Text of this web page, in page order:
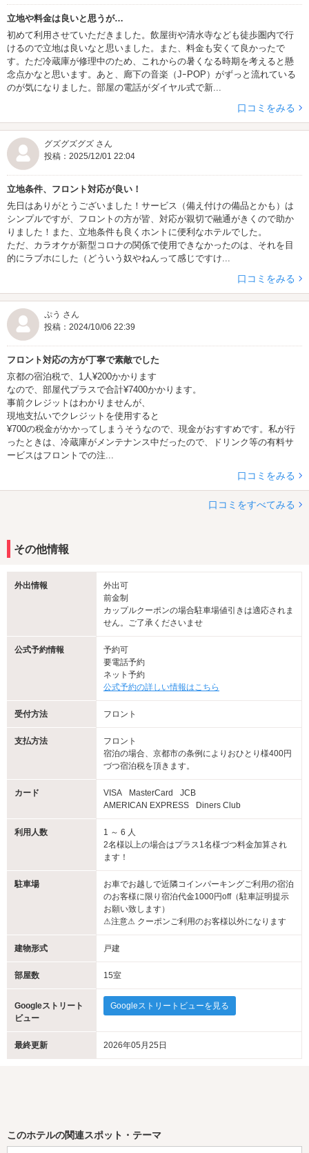
立地や料金は良いと思うが…
初めて利用させていただきました。飲屋街や清水寺なども徒歩圏内で行
けるので立地は良いなと思いました。また、料金も安くて良かったで
す。ただ冷蔵庫が修理中のため、これからの暑くなる時期を考えると懸
念点かなと思います。あと、廊下の音楽（JｰPOP）がずっと流れている
のが気になりました。部屋の電話がダイヤル式で新...
口コミをみる
グズグズグズ さん
投稿：2025/12/01 22:04
立地条件、フロント対応が良い！
先日はありがとうございました！サービス（備え付けの備品とかも）は
シンプルですが、フロントの方が皆、対応が親切で融通がきくので助か
りました！また、立地条件も良くホントに便利なホテルでした。
ただ、カラオケが新型コロナの関係で使用できなかったのは、それを目
的にラブホにした（どういう奴やねんって感じですけ...
口コミをみる
ぷう さん
投稿：2024/10/06 22:39
フロント対応の方が丁寧で素敵でした
京都の宿泊税で、1人¥200かかります
なので、部屋代プラスで合計¥7400かかります。
事前クレジットはわかりませんが、
現地支払いでクレジットを使用すると
¥700の税金がかかってしまうそうなので、現金がおすすめです。私が行
ったときは、冷蔵庫がメンテナンス中だったので、ドリンク等の有料サ
ービスはフロントでの注...
口コミをみる
口コミをすべてみる
その他情報
外出情報
外出可
前金制
カップルクーポンの場合駐車場値引きは適応されま
せん。ご了承くださいませ
公式予約情報
予約可
要電話予約
ネット予約
公式予約の詳しい情報はこちら
受付方法 フロント
支払方法
フロント
宿泊の場合、京都市の条例によりおひとり様400円
づつ宿泊税を頂きます。
カード VISA MasterCard
JCB
AMERICAN EXPRESS
Diners Club
利用人数
1 ～ 6 人
2名様以上の場合はプラス1名様づつ料金加算され
ます！
駐車場
お車でお越しで近隣コインパーキングご利用の宿泊
のお客様に限り宿泊代金1000円off（駐車証明提示
お願い致します）
⚠︎注意⚠︎ クーポンご利用のお客様以外になります
建物形式 戸建
部屋数 15室
Googleストリート
ビュー
Googleストリートビューを見る
最終更新 2026年05月25日
このホテルの関連スポット・テーマ